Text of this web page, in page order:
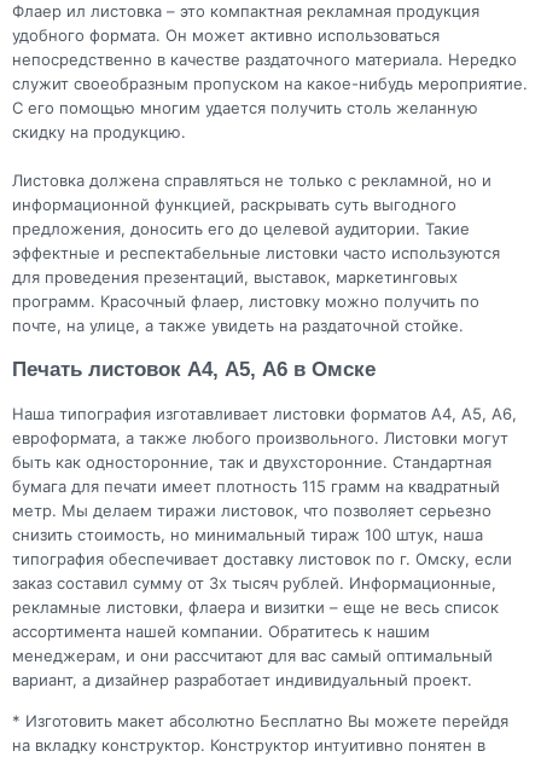
Флаер ил листовка – это компактная рекламная продукция
удобного формата. Он может активно использоваться
непосредственно в качестве раздаточного материала. Нередко
служит своеобразным пропуском на какое-нибудь мероприятие.
С его помощью многим удается получить столь желанную
скидку на продукцию.
Листовка должена справляться не только с рекламной, но и
информационной функцией, раскрывать суть выгодного
предложения, доносить его до целевой аудитории. Такие
эффектные и респектабельные листовки часто используются
для проведения презентаций, выставок, маркетинговых
программ. Красочный флаер, листовку можно получить по
почте, на улице, а также увидеть на раздаточной стойке.
Печать листовок А4, А5, А6 в Омске
Наша типография изготавливает листовки форматов А4, А5, А6,
евроформата, а также любого произвольного. Листовки могут
быть как односторонние, так и двухсторонние. Стандартная
бумага для печати имеет плотность 115 грамм на квадратный
метр. Мы делаем тиражи листовок, что позволяет серьезно
снизить стоимость, но минимальный тираж 100 штук, наша
типография обеспечивает доставку листовок по г. Омску, если
заказ составил сумму от 3х тысяч рублей. Информационные,
рекламные листовки, флаера и визитки – еще не весь список
ассортимента нашей компании. Обратитесь к нашим
менеджерам, и они рассчитают для вас самый оптимальный
вариант, а дизайнер разработает индивидуальный проект.
* Изготовить макет абсолютно Бесплатно Вы можете перейдя
на вкладку конструктор. Конструктор интуитивно понятен в